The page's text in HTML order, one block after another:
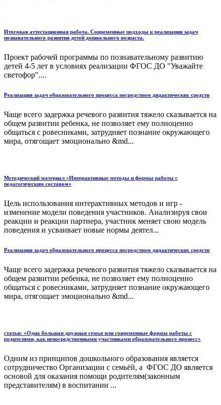
Итоговая аттестационная работа. Современные подходы к реализации задач
познавательного развития детей дошкольного возраста.
Проект рабочей программы по познавательному развитию
детей 4-5 лет в условиях реализации ФГОС ДО "Уважайте
светофор"....
Реализация задач образовательного процесса посредством дидактических средств
Чаще всего задержка речевого развития тяжело сказывается на
общем развитии ребенка, не позволяет ему полноценно
общаться с ровесниками, затрудняет познание окружающего
мира, отягощает эмоционально &md...
Методический материал «Интерактивные методы и формы работы с
педагогическим составом»
Цель использования интерактивных методов и игр -
изменение модели поведения участников. Анализируя свои
реакции и реакции партнера, участник меняет свою модель
поведения и усваивает новые нормы деятел...
Реализация задач образовательного процесса посредством дидактических средств
Чаще всего задержка речевого развития тяжело сказывается на
общем развитии ребенка, не позволяет ему полноценно
общаться с ровесниками, затрудняет познание окружающего
мира, отягощает эмоционально &md...
статья: «Одна большая дружная семья или современные формы работы с
родителями, как непосредственными участниками образовательного процесс»
Одним из принципов дошкольного образования является
сотрудничество Организации с семьёй, а ФГОС ДО является
основой для оказания помощи родителям(законным
представителям) в воспитании ...